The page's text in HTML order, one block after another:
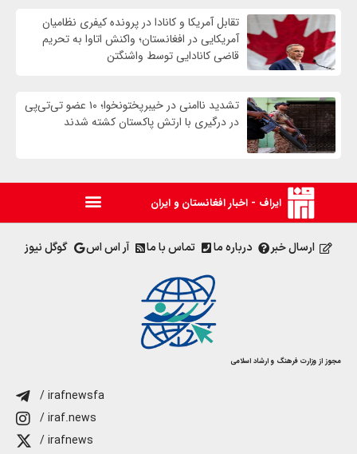
تقابل آمریکا و کانادا در پرونده کیفری نظامیان
آمریکایی در افغانستان؛ واکنش اتاوا به تحریم
قاضی کانادایی توسط واشنگتن
تشدید ناامنی در خیبرپختونخوا؛ ۱۰ عضو تی‌تی‌پی
در درگیری با ارتش پاکستان کشته شدند
ایراف - اخبار افغانستان و ایران
ارسال خبر درباره ما تماس با ما آر اس اس گوگل نیوز
مجوز از وزارت فرهنگ و ارشاد اسلامی
/ irafnewsfa
/ iraf.news
/ irafnews